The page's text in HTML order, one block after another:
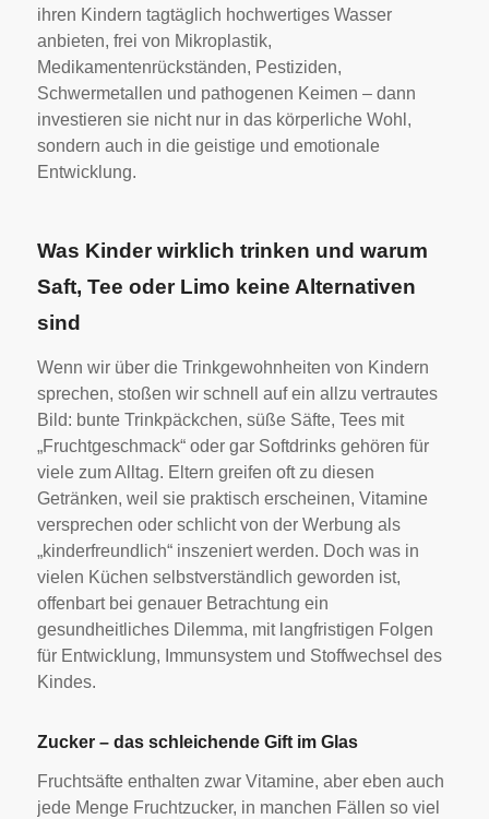
ihren Kindern tagtäglich hochwertiges Wasser
anbieten, frei von Mikroplastik,
Medikamentenrückständen, Pestiziden,
Schwermetallen und pathogenen Keimen – dann
investieren sie nicht nur in das körperliche Wohl,
sondern auch in die geistige und emotionale
Entwicklung.
Was Kinder wirklich trinken und warum
Saft, Tee oder Limo keine Alternativen
sind
Wenn wir über die Trinkgewohnheiten von Kindern
sprechen, stoßen wir schnell auf ein allzu vertrautes
Bild: bunte Trinkpäckchen, süße Säfte, Tees mit
„Fruchtgeschmack“ oder gar Softdrinks gehören für
viele zum Alltag. Eltern greifen oft zu diesen
Getränken, weil sie praktisch erscheinen, Vitamine
versprechen oder schlicht von der Werbung als
„kinderfreundlich“ inszeniert werden. Doch was in
vielen Küchen selbstverständlich geworden ist,
offenbart bei genauer Betrachtung ein
gesundheitliches Dilemma, mit langfristigen Folgen
für Entwicklung, Immunsystem und Stoffwechsel des
Kindes.
Zucker – das schleichende Gift im Glas
Fruchtsäfte enthalten zwar Vitamine, aber eben auch
jede Menge Fruchtzucker, in manchen Fällen so viel